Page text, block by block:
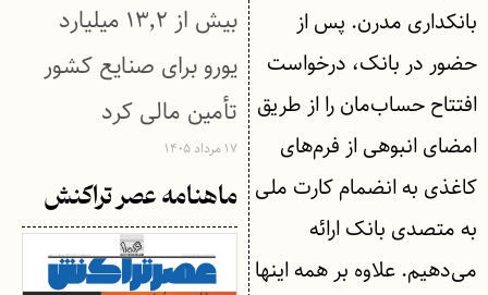
بانکداری مدرن. پس از
حضور در بانک، درخواست
افتتاح حساب‌مان را از طریق
امضای انبوهی از فرم‌های
کاغذی به انضمام کارت ملی
به متصدی بانک ارائه
می‌دهیم. علاوه بر همه اینها
بیش از ۱۳٬۲ میلیارد
یورو برای صنایع کشور
تأمین مالی کرد
۱۷ مرداد ۱۴۰۵
ماهنامه عصر تراکنش